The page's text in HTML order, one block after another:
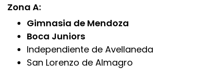
Zona A:
Gimnasia de Mendoza
Boca Juniors
Independiente de Avellaneda
San Lorenzo de Almagro